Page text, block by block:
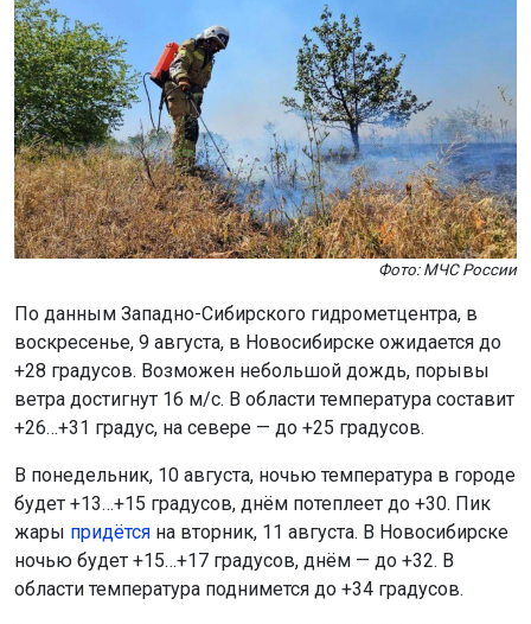
Фото: МЧС России
По данным Западно-Сибирского гидрометцентра, в
воскресенье, 9 августа, в Новосибирске ожидается до
+28 градусов. Возможен небольшой дождь, порывы
ветра достигнут 16 м/с. В области температура составит
+26…+31 градус, на севере — до +25 градусов.
В понедельник, 10 августа, ночью температура в городе
будет +13…+15 градусов, днём потеплеет до +30. Пик
жары придётся на вторник, 11 августа. В Новосибирске
ночью будет +15…+17 градусов, днём — до +32. В
области температура поднимется до +34 градусов.